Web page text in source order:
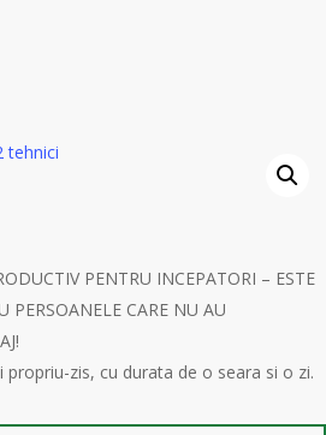
PENTRU INCEPATORI – ESTE
PERSOANELE CARE NU AU
propriu-zis, cu durata de o seara si o zi.